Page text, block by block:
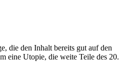
die den Inhalt bereits gut auf den
eine Utopie, die weite Teile des 20.